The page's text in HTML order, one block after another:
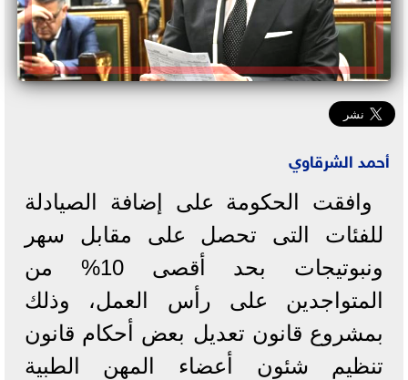
أحمد الشرقاوي
وافقت الحكومة على إضافة الصيادلة
للفئات التى تحصل على مقابل سهر
ونبوتيجات بحد أقصى 10% من
المتواجدين على رأس العمل، وذلك
بمشروع قانون تعديل بعض أحكام قانون
تنظيم شئون أعضاء المهن الطبية